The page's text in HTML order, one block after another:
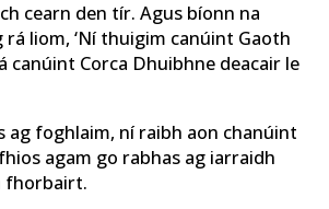
cearn den tír. Agus bíonn na
rá liom, ‘Ní thuigim canúint Gaoth
canúint Corca Dhuibhne deacair le
ag foghlaim, ní raibh aon chanúint
agam go rabhas ag iarraidh
fhorbairt.